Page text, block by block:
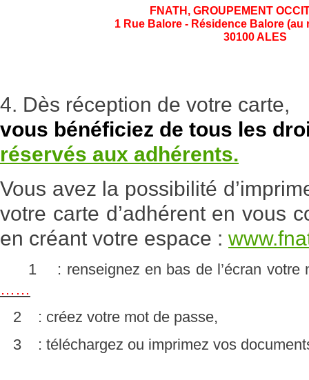
FNATH, GROUPEMENT
1 Rue Balore - Résidence Balore (au
30100 ALES
4. Dès réception de votre carte,
vous bénéficiez de tous les
réservés aux adhérents.
Vous avez la possibilité
votre carte d’adhérent en vous
en créant votre espace :
1
: renseignez en bas de l’écran
……
2
: créez votre mot de passe,
3
: téléchargez ou imprimez vos